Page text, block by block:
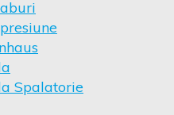
Spalatorie